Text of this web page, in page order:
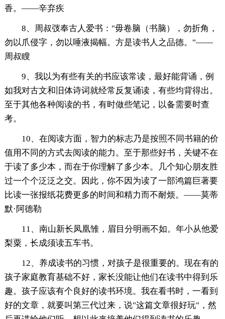
香。——辛弃疾
8、周叔弢奉古人爱书："毋卷脑（书脑），勿折角，
勿以爪侵字，勿以唾液揭幅。方是读书人之品德。"——
周叔瞍
9、我以为有些有关的书应该常读，最好能背诵，例
如我对古文和旧体诗词就经常反复诵读，有些均背得出。
至于其他各种阅读的书，有时做些笔记，以备需要时查
考。
10、在阅读方面，智力的标志乃是按照不同书籍的价
值用不同的方式去阅读的能力。至于那些好书，关键不在
于读了多少本，而在于你理解了多少本。几个知心朋友胜
过一个个泛泛之交。因此，你不因为读了一部鸿篇巨著要
比读一张报纸花费更多的时间和精力而不耐烦。——莫蒂
默·阿德勒
11、南山新长凤凰雏，眉目分明画不如。年小从他爱
梨粟，长成须读五车书。
12、养成读书的习惯，对孩子是很重要的。现在有的
孩子家庭教育基础不好，家长没能让他们在读书中得到乐
趣。孩子应该有个良好的读书环境。我在看书时，一看到
好的文章，就要叫第三代过来，说"这篇文章很好玩"，然